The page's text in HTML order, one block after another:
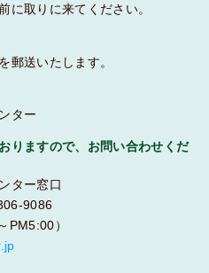
に取りに来てください。
郵送いたします。
ター
りますので、お問い合わせくだ
ター窓口
9086
PM5:00）